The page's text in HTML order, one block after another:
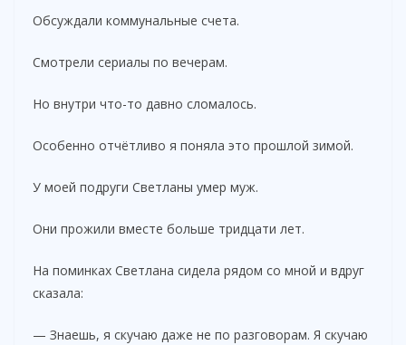
Обсуждали коммунальные счета.
Смотрели сериалы по вечерам.
Но внутри что-то давно сломалось.
Особенно отчётливо я поняла это прошлой зимой.
У моей подруги Светланы умер муж.
Они прожили вместе больше тридцати лет.
На поминках Светлана сидела рядом со мной и вдруг
сказала:
— Знаешь, я скучаю даже не по разговорам. Я скучаю